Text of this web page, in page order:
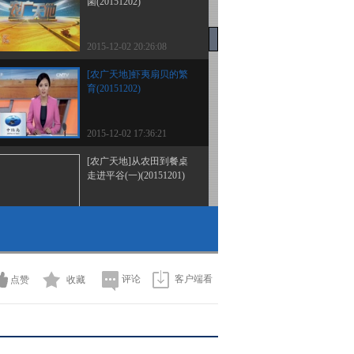
2015-12-02 20:26:08
[农广天地]虾夷扇贝的繁
育(20151202)
2015-12-02 17:36:21
[农广天地]从农田到餐桌
走进平谷(一)(20151201)
2015-12-01 18:32:04
《农广天地》 20151130
点赞 收藏 评论 客户端看